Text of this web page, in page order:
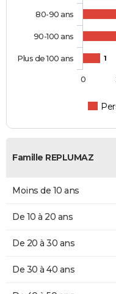
1
80-90 ans
90-100 ans
Plus de 100 ans
0
Famille REPLUMAZ
Moins de 10 ans
De 10 à 20 ans
De 20 à 30 ans
De 30 à 40 ans